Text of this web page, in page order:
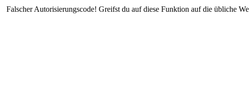
Falscher Autorisierungscode! Greifst du auf diese Funktion auf die übliche